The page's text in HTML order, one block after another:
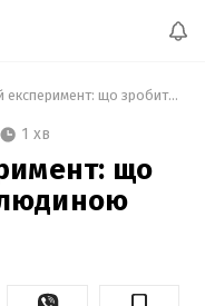
Вражаючий експеримент: що зробить куріння з людиною через 20 років
1 хв
що
людиною